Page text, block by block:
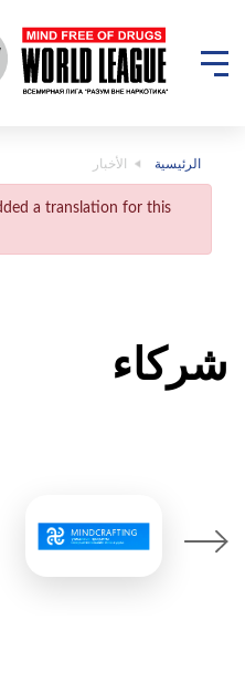
الرئيسية الأخبار
a translation for this
شركاء